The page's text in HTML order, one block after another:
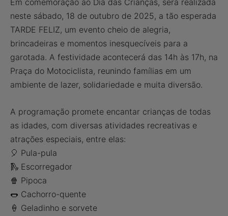
Em comemoração ao Dia das Crianças, será realizada
neste sábado, 18 de outubro de 2025, a tão esperada
TARDE FELIZ, um evento cheio de alegria,
brincadeiras e momentos inesquecíveis para a
garotada. A festividade acontecerá das 14h às 17h, na
Praça do Motociclista, reunindo famílias em um
ambiente de lazer, solidariedade e muita diversão.
A programação promete encantar crianças de todas
as idades, com diversas atividades recreativas e
atrações especiais, entre elas:
🎈 Pula-pula
🛝 Escorregador
🍿 Pipoca
🌭 Cachorro-quente
🍦 Geladinho e sorvete